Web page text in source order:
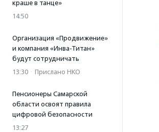
краше в танце»
14:50
Организация «Продвижение»
и компания «Инва-Титан»
будут сотрудничать
13:30 · Прислано НКО
Пенсионеры Самарской
области освоят правила
цифровой безопасности
13:27